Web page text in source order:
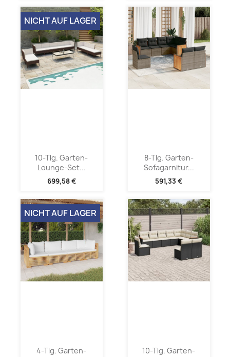
10-Tlg. Garten-
Lounge-Set...
699,58 €
NICHT AUF LAGER
8-Tlg. Garten-
Sofagarnitur...
591,33 €
4-Tlg. Garten-
NICHT AUF LAGER
10-Tlg. Garten-